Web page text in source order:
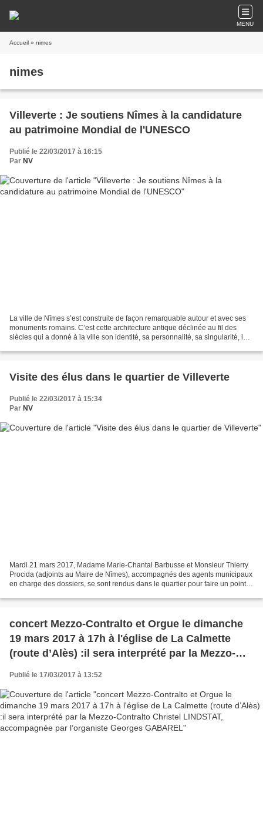
MENU
Accueil » nimes
nimes
Villeverte : Je soutiens Nîmes à la candidature
au patrimoine Mondial de l'UNESCO
Publié le 22/03/2017 à 16:15
Par NV
La ville de Nîmes s’est construite de façon remarquable autour et avec ses
monuments romains. C’est cette architecture antique déclinée au fil des
siècles qui a donné à la ville son identité, sa personnalité, sa singularité, lui
Visite des élus dans le quartier de Villeverte
Publié le 22/03/2017 à 15:34
Par NV
Mardi 21 mars 2017, Madame Marie-Chantal Barbusse et Monsieur Thierry
Procida (adjoints au Maire de Nîmes), accompagnés des agents municipaux
en charge des dossiers, se sont rendus dans le quartier pour faire un point,
concert Mezzo-Contralto et Orgue le dimanche
19 mars 2017 à 17h à l'église de La Calmette
(route d’Alès) :il sera interprété par la Mezzo-
Contralto Christel LINDSTAT, accompagnée par
Publié le 17/03/2017 à 13:52